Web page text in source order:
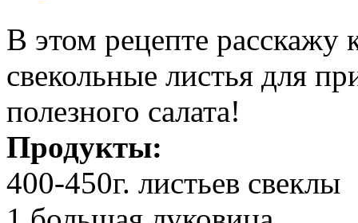
В этом рецепте расскажу
свекольные листья для
полезного салата!
Продукты:
400-450г. листьев свеклы